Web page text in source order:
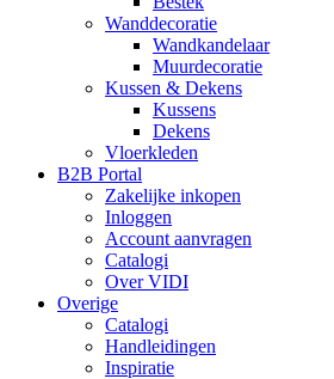
Wanddecoratie
Wandkandelaar
Muurdecoratie
Kussen & Dekens
Kussens
Dekens
Vloerkleden
B2B Portal
Zakelijke inkopen
Inloggen
Account aanvragen
Catalogi
Over VIDI
Overige
Catalogi
Handleidingen
Inspiratie